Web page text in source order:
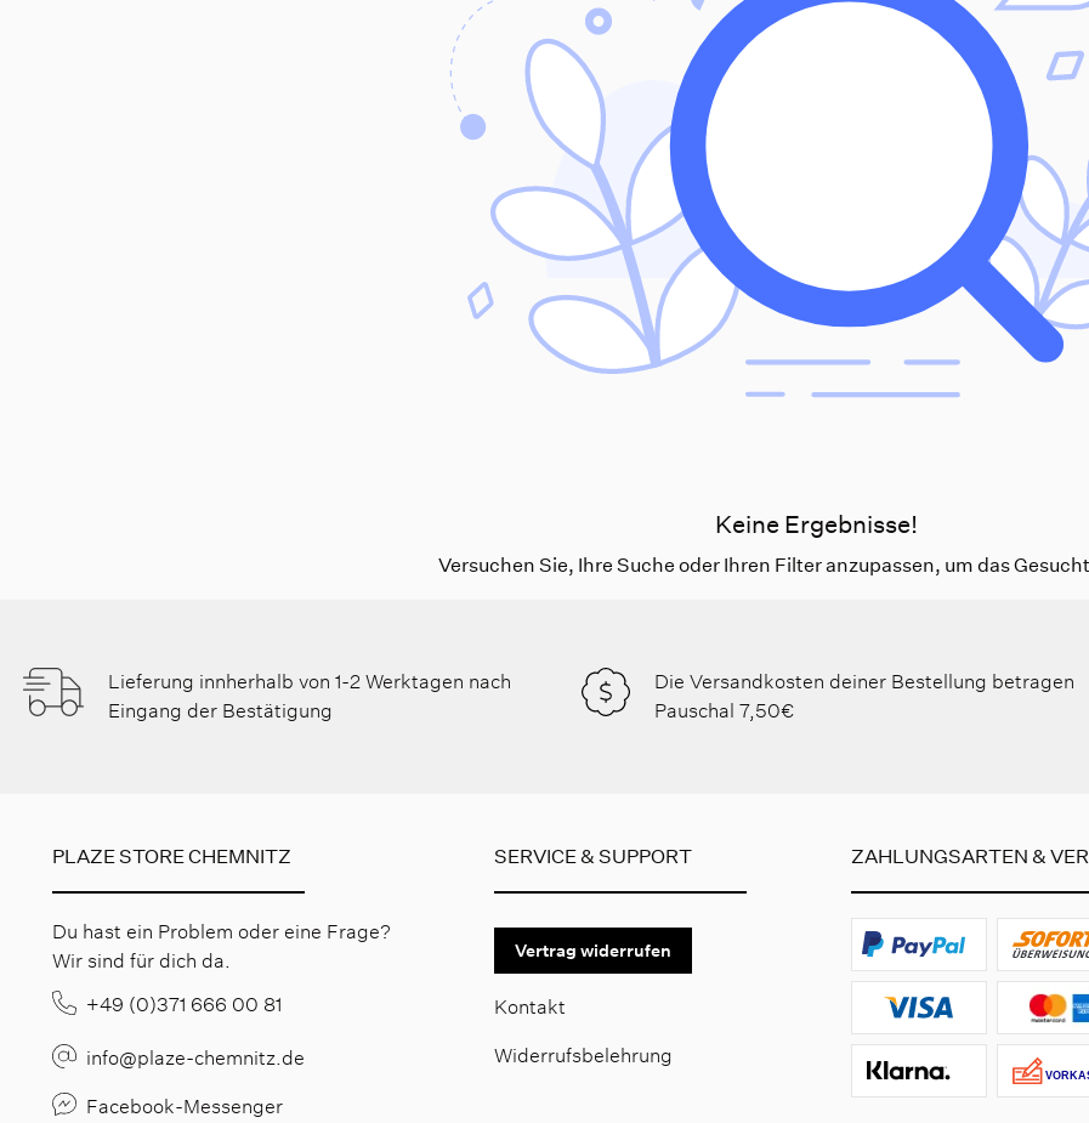
Keine Ergebnisse!
Versuchen Sie, Ihre Suche oder Ihren Filter anzupassen, um das
Lieferung innherhalb von 1-2 Werktagen nach
Eingang der Bestätigung
Die Versandkosten deiner Bestellung betragen
Pauschal 7,50€
PLAZE STORE CHEMNITZ
Du hast ein Problem oder eine Frage?
Wir sind für dich da.
+49 (0)371 666 00 81
info@plaze-chemnitz.de
Facebook-Messenger
SERVICE & SUPPORT
Vertrag widerrufen
Kontakt
Widerrufsbelehrung
ZAHLUNGSARTEN &